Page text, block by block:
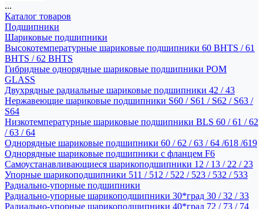
...
Каталог товаров
Подшипники
Шариковые подшипники
Высокотемпературные шариковые подшипники 60 BHTS / 61
BHTS / 62 BHTS
Гибридные однорядные шариковые подшипники POM
GLASS
Двухрядные радиальные шариковые подшипники 42 / 43
Нержавеющие шариковые подшипники S60 / S61 / S62 / S63 /
S64
Низкотемпературные шариковые подшипники BLS 60 / 61 / 62
/ 63 / 64
Однорядные шариковые подшипники 60 / 62 / 63 / 64 /618 /619
Однорядные шариковые подшипники с фланцем F6
Самоустанавливающиеся шарикоподшипники 12 / 13 / 22 / 23
Упорные шарикоподшипники 511 / 512 / 522 / 523 / 532 / 533
Радиально-упорные подшипники
Радиально-упорные шарикоподшипники 30*град 30 / 32 / 33
Радиально-упорные шарикоподшипники 40*град 72 / 73 / 74